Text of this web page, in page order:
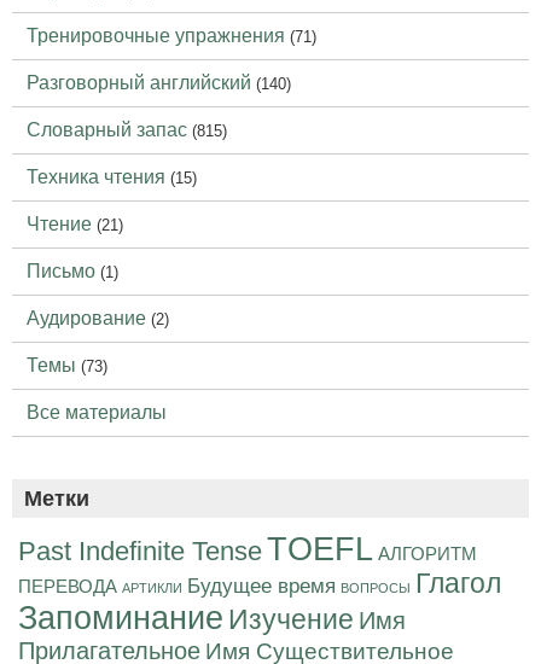
Тренировочные упражнения (71)
Разговорный английский (140)
Словарный запас (815)
Техника чтения (15)
Чтение (21)
Письмо (1)
Аудирование (2)
Темы (73)
Все материалы
Метки
Past Indefinite TenseTOEFL АЛГОРИТМ
ПЕРЕВОДА АРТИКЛИ Будущее время ВОПРОСЫ Глагол
Запоминание Изучение Имя
Прилагательное Имя Существительное